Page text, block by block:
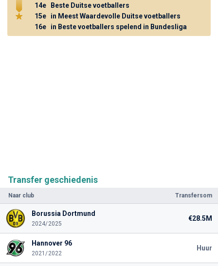
Transfer geschiedenis
Naar club Transfersom
Borussia Dortmund
2024/2025
€28.5M
Hannover 96
2021/2022
Huur
14e
Beste Duitse voetballers
15e
in Meest Waardevolle Duitse voetballers
16e
in Beste voetballers spelend in Bundesliga